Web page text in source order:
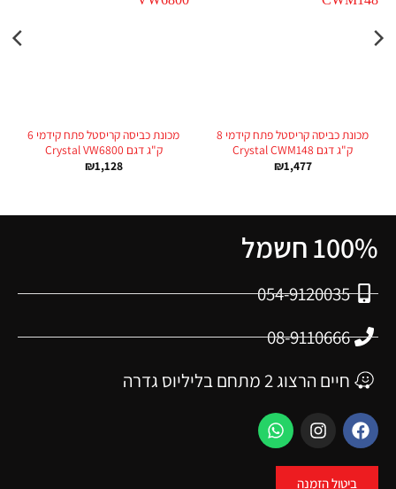
מכונת כביסה קריסטל פתח קידמי 8
ק"ג דגם Crystal CWM148
₪1,477
מכונת כביסה קריסטל פתח קידמי 6
ק"ג דגם Crystal VW6800
₪1,128
100% חשמל
054-9120035
08-9110666
חיים הרצוג 2 מתחם בליליוס גדרה
ביטול הזמנה